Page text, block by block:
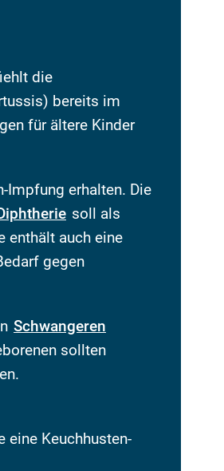
die
bereits im
für ältere Kinder
Impfung erhalten. Die
soll als
enthält auch eine
gegen
Schwangeren
sollten
eine Keuchhusten-